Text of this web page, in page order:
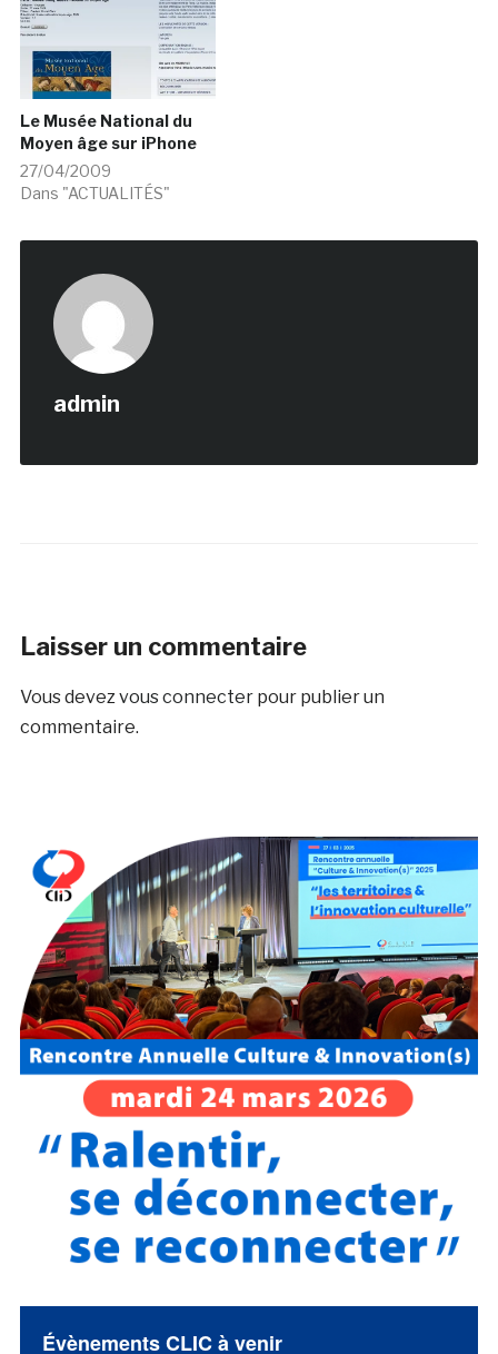
Le Musée National du
Moyen âge sur iPhone
27/04/2009
Dans "ACTUALITÉS"
admin
Laisser un commentaire
Vous devez vous connecterpour publier un
commentaire.
Évènements CLIC à venir